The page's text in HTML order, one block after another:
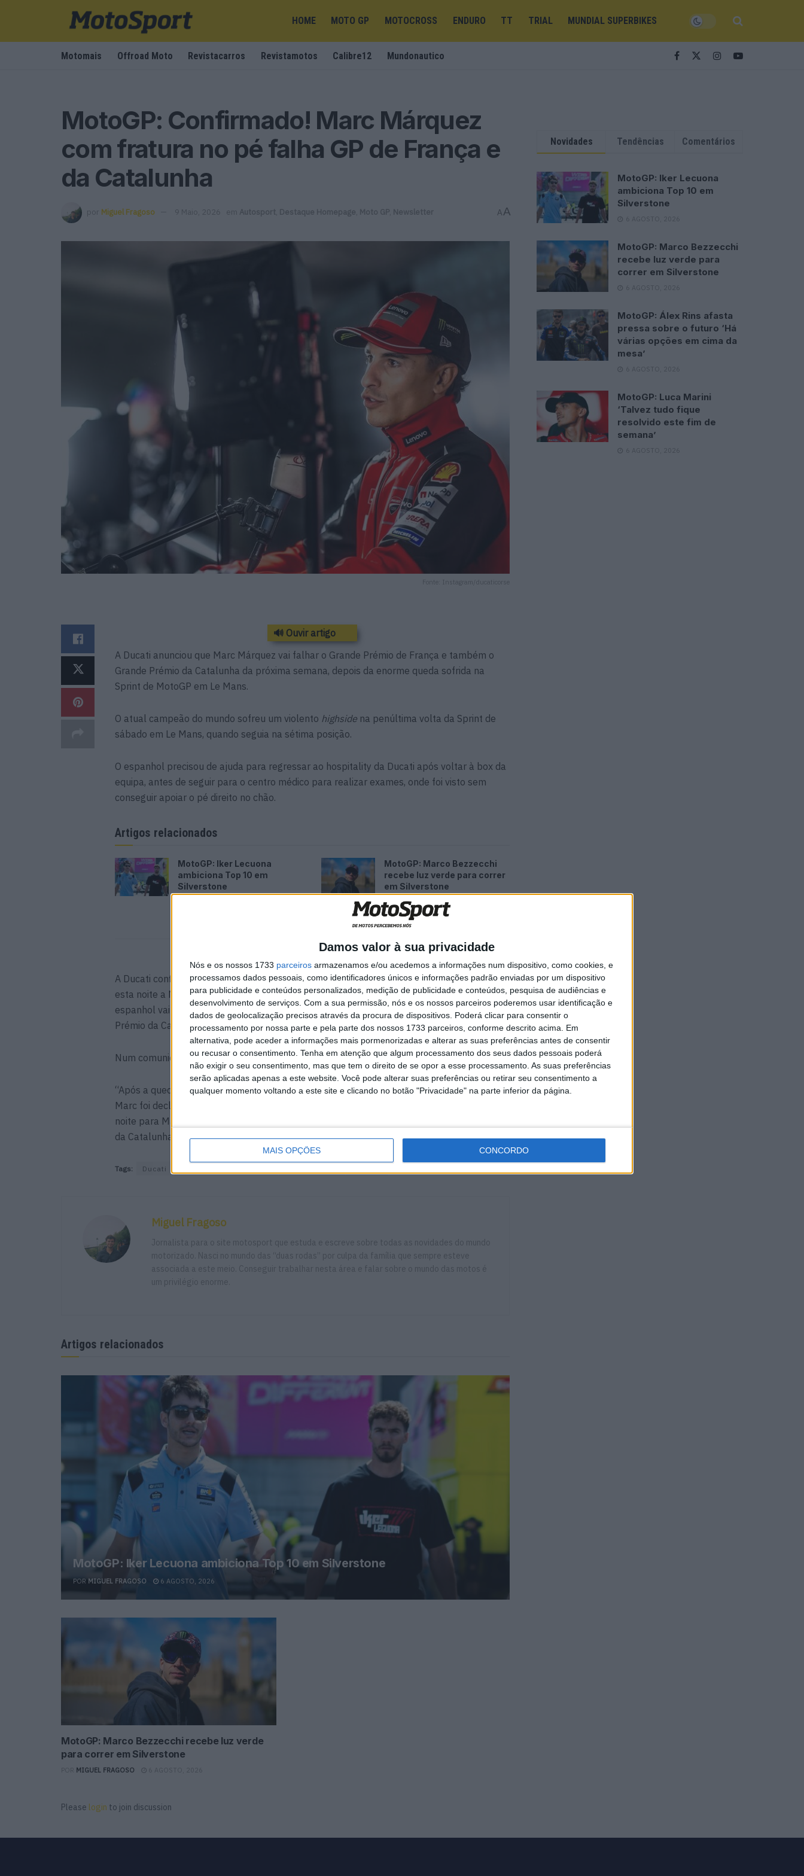
Damos valor à sua privacidade
Nós e os nossos 1733 parceiros armazenamos e/ou acedemos a informações num dispositivo, como cookies, e
processamos dados pessoais, como identificadores únicos e informações padrão enviadas por um dispositivo
para publicidade e conteúdos personalizados, medição de publicidade e conteúdos, pesquisa de audiências e
desenvolvimento de serviços. Com a sua permissão, nós e os nossos parceiros poderemos usar identificação e
dados de geolocalização precisos através da procura de dispositivos. Poderá clicar para consentir o
processamento por nossa parte e pela parte dos nossos 1733 parceiros, conforme descrito acima. Em
alternativa, pode aceder a informações mais pormenorizadas e alterar as suas preferências antes de consentir
ou recusar o consentimento. Tenha em atenção que algum processamento dos seus dados pessoais poderá
não exigir o seu consentimento, mas que tem o direito de se opor a esse processamento. As suas preferências
serão aplicadas apenas a este website. Você pode alterar suas preferências ou retirar seu consentimento a
qualquer momento voltando a este site e clicando no botão "Privacidade" na parte inferior da página.
MAIS OPÇÕES CONCORDO
HOME MOTO GP MOTOCROSS ENDURO TT TRIAL MUNDIAL SUPERBIKES
Motomais Offroad Moto Revistacarros Revistamotos Calibre12 Mundonautico
MotoGP: Confirmado! Marc Márquez
com fratura no pé falha GP de França e
da Catalunha
por Miguel Fragoso 9 Maio, 2026 em Autosport Destaque Homepage Moto GP Newsletter AA
Fonte: Instagram/ducaticorse
🔊 Ouvir artigo
A Ducati anunciou que Marc Márquez vai falhar o Grande Prémio de França e também o
Grande Prémio da Catalunha da próxima semana, depois da enorme queda sofrida na
Sprint de MotoGP em Le Mans.
O atual campeão do mundo sofreu um violento highside na penúltima volta da Sprint de
sábado em Le Mans, quando seguia na sétima posição.
O espanhol precisou de ajuda para regressar ao hospitality da Ducati após voltar à box da
equipa, antes de seguir para o centro médico para realizar exames, onde foi visto sem
conseguir apoiar o pé direito no chão.
Artigos relacionados
MotoGP: Iker Lecuona
ambiciona Top 10 em
Silverstone
MotoGP: Marco Bezzecchi
recebe luz verde para correr
em Silverstone
6 AGOSTO, 2026
A Ducati confirmou agora que Márquez sofreu uma fratura no pé direito e irá regressar
esta noite a Madrid para ser operado nos próximos dias. Como consequência, o piloto
espanhol vai falhar o Grande Prémio de França deste domingo, bem como o Grande
Prémio da Catalunha no próximo fim de semana.
Num comunicado, a Ducati afirmou:
“Após a queda durante a Sprint do GP de França e depois de exames médicos e raio-X,
Marc foi declarado inapto com uma fratura do quinto metatarso do pé direito. Vai voar esta
noite para Madrid para ser submetido a cirurgia nos próximos dias. Não participará no GP
da Catalunha da próxima semana. Enviaremos mais informações assim que possível.”
Tags: Ducati
Miguel Fragoso
Jornalista para o site motosport que estuda e escreve sobre todas as novidades do mundo
motorizado. Nasci no mundo das “duas rodas” por culpa da família que sempre esteve
associada a este meio. Conseguir trabalhar nesta área e falar sobre o mundo das motos é
um privilégio enorme.
Artigos relacionados
MotoGP: Iker Lecuona ambiciona Top 10 em Silverstone
POR MIGUEL FRAGOSO 6 AGOSTO, 2026
MotoGP: Marco Bezzecchi recebe luz verde
para correr em Silverstone
MIGUEL FRAGOSO 6 AGOSTO, 2026
Please login to join discussion
Novidades Tendências Comentários
MotoGP: Iker Lecuona
ambiciona Top 10 em
Silverstone
6 AGOSTO, 2026
MotoGP: Marco Bezzecchi
recebe luz verde para
correr em Silverstone
6 AGOSTO, 2026
MotoGP: Álex Rins afasta
pressa sobre o futuro ‘Há
várias opções em cima da
mesa’
6 AGOSTO, 2026
MotoGP: Luca Marini
‘Talvez tudo fique
resolvido este fim de
semana’
6 AGOSTO, 2026